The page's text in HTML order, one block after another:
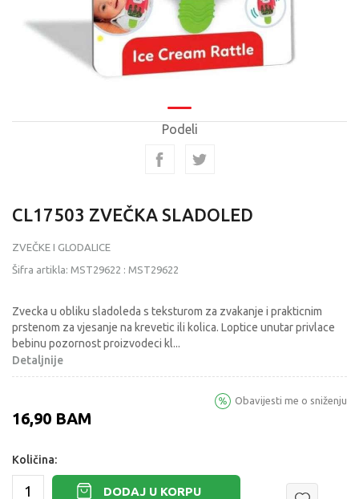
Podeli
CL17503 ZVEČKA SLADOLED
ZVEČKE I GLODALICE
Šifra artikla: MST29622 : MST29622
Zvecka u obliku sladoleda s teksturom za zvakanje i prakticnim
prstenom za vjesanje na krevetic ili kolica. Loptice unutar privlace
bebinu pozornost proizvodeci kl...
Detaljnije
16,90 BAM
Obavijesti me o sniženju
Količina:
DODAJ U KORPU